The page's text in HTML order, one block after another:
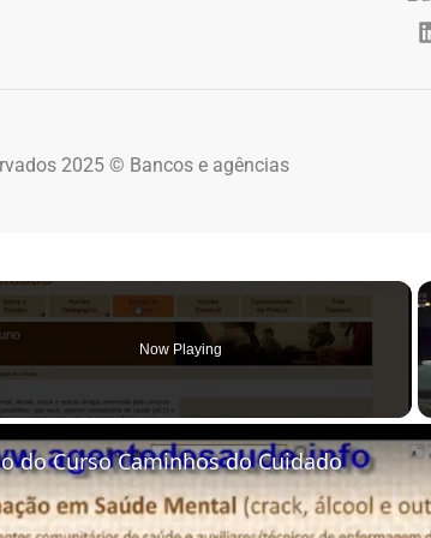
2025 © Bancos e agências
Now Playing
do Curso Caminhos do Cuidado